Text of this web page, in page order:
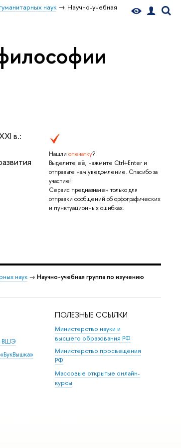
наук
Научно-учебная
Нашли опечатку?
Выделите её, нажмите Ctrl+Enter и
отправьте нам уведомление. Спасибо за
участие!
Сервис предназначен только для
отправки сообщений об орфографических
и пунктуационных ошибках.
в.:
наук → Научно-учебная группа по изучению
ВШЭ
ПОЛЕЗНЫЕ ССЫЛКИ
Министерство науки и
высшего образования РФ
Министерство просвещения
РФ
Массовые открытые онлайн-
курсы